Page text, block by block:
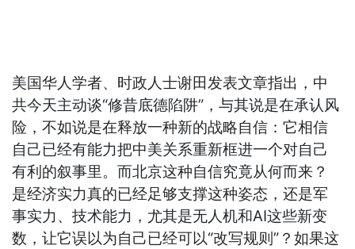
美国华人学者、时政人士谢田发表文章指出，中
共今天主动谈“修昔底德陷阱”，与其说是在承认风
险，不如说是在释放一种新的战略自信：它相信
自己已经有能力把中美关系重新框进一个对自己
有利的叙事里。而北京这种自信究竟从何而来？
是经济实力真的已经足够支撑这种姿态，还是军
事实力、技术能力，尤其是无人机和AI这些新变
数，让它误以为自己已经可以“改写规则”？如果这